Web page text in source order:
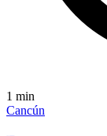
1 min
Cancún